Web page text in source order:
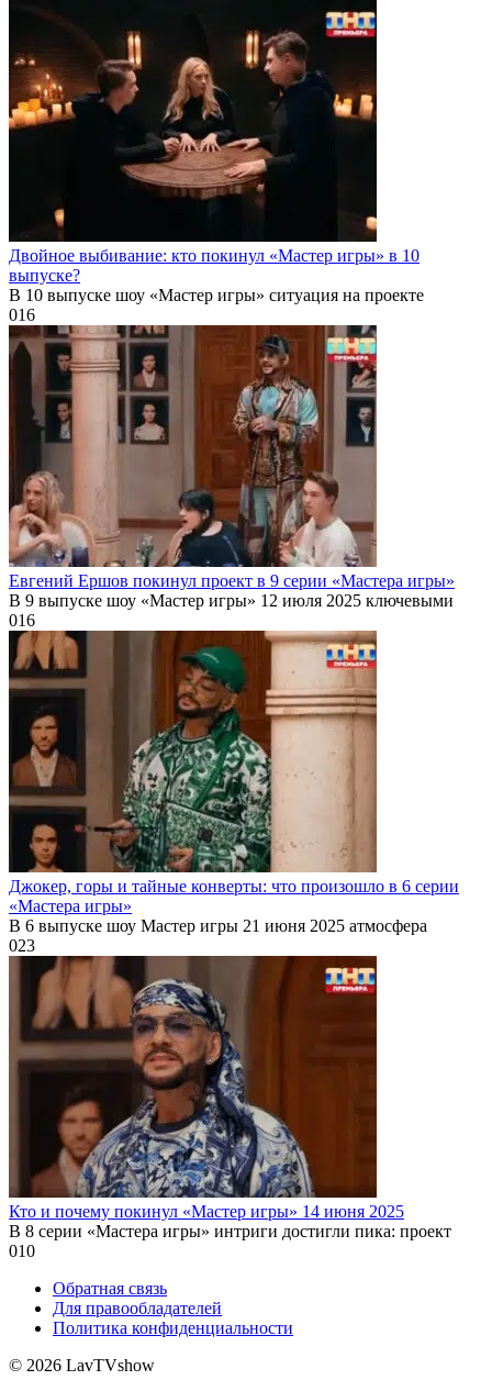
Двойное выбивание: кто покинул «Мастер игры» в 10
выпуске?
В 10 выпуске шоу «Мастер игры» ситуация на проекте
016
Евгений Ершов покинул проект в 9 серии «Мастера игры»
В 9 выпуске шоу «Мастер игры» 12 июля 2025 ключевыми
016
Джокер, горы и тайные конверты: что произошло в 6 серии
«Мастера игры»
В 6 выпуске шоу Мастер игры 21 июня 2025 атмосфера
023
Кто и почему покинул «Мастер игры» 14 июня 2025
В 8 серии «Мастера игры» интриги достигли пика: проект
010
Обратная связь
Для правообладателей
Политика конфиденциальности
© 2026 LavTVshow